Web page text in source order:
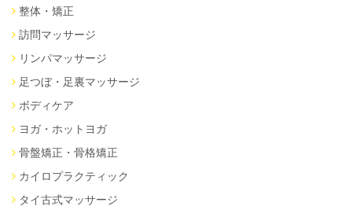
整体・矯正
訪問マッサージ
リンパマッサージ
足つぼ・足裏マッサージ
ボディケア
ヨガ・ホットヨガ
骨盤矯正・骨格矯正
カイロプラクティック
タイ古式マッサージ